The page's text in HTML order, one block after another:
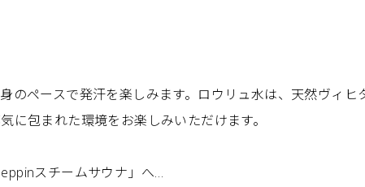
のペースで発汗を楽しみます。ロウリュ水は、天然ヴィ
に包まれた環境をお楽しみいただけます。
スチームサウナ」へ…